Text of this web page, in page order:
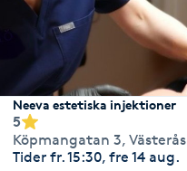
Neeva estetiska injektioner
5
Köpmangatan 3, Västerås
Tider fr. 15:30, fre 14 aug.